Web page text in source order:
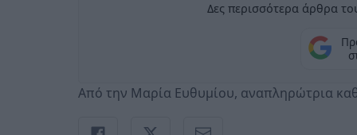
Δες περισσότερα άρθρα
Από την Μαρία Ευθυμίου, αναπληρώτρια